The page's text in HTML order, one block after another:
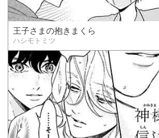
王子さまの抱きまくら
ハシモトミツ